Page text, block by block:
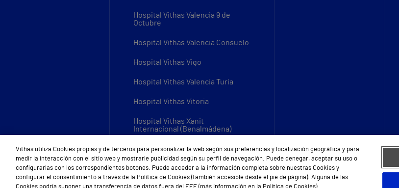
Hospital Vithas Valencia 9 de
Octubre
Hospital Vithas Valencia Consuelo
Hospital Vithas Vigo
Hospital Vithas Valencia Turia
Hospital Vithas Vitoria
Hospital Vithas Xanit
Internacional (Benalmádena)
Todos los centros Vithas
Vithas utiliza Cookies propias y de terceros para personalizar la web según sus preferencias y localización geográfica y para
medir la interacción con el sitio web y mostrarle publicidad según su perfil de navegación. Puede denegar, aceptar su uso o
configurarlas con los correspondientes botones. Puede acceder a la información completa sobre nuestras Cookies y
configurar el consentimiento a través de la Política de Cookies (también accesible desde el pie de página). Alguna de las